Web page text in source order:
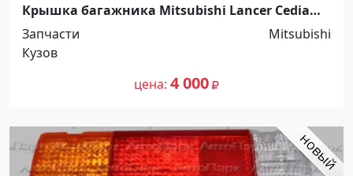
Крышка багажника Mitsubishi Lancer Cedia
Краснодар
Запчасти
Mitsubishi
Кузов
цена 4 000